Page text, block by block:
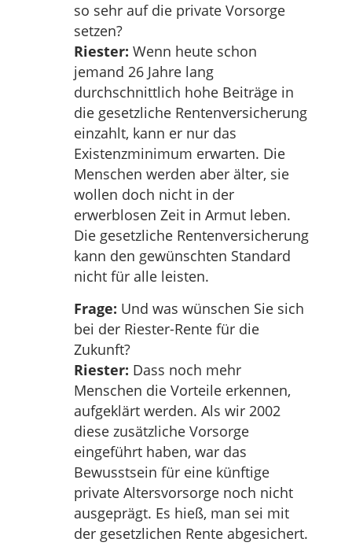
so sehr auf die private Vorsorge
setzen?
Riester: Wenn heute schon
jemand 26 Jahre lang
durchschnittlich hohe Beiträge in
die gesetzliche Rentenversicherung
einzahlt, kann er nur das
Existenzminimum erwarten. Die
Menschen werden aber älter, sie
wollen doch nicht in der
erwerblosen Zeit in Armut leben.
Die gesetzliche Rentenversicherung
kann den gewünschten Standard
nicht für alle leisten.
Frage: Und was wünschen Sie sich
bei der Riester-Rente für die
Zukunft?
Riester: Dass noch mehr
Menschen die Vorteile erkennen,
aufgeklärt werden. Als wir 2002
diese zusätzliche Vorsorge
eingeführt haben, war das
Bewusstsein für eine künftige
private Altersvorsorge noch nicht
ausgeprägt. Es hieß, man sei mit
der gesetzlichen Rente abgesichert.